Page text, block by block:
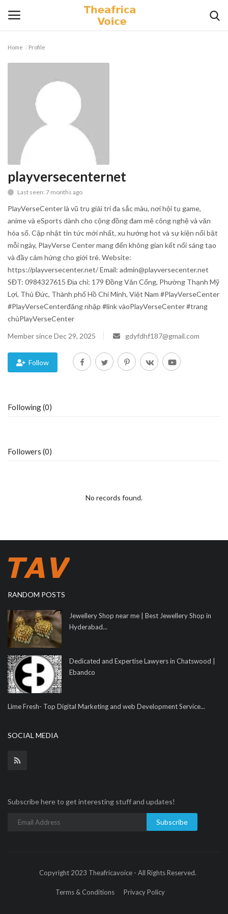
Videos
Lifestyle
Gallery
Blog
Trending
Fashion
Sitemap
News
Home Profile
playversecenternet
Last seen: 7 months ago
PlayVerseCenter là vũ trụ giải trí đa sắc màu, nơi hội tụ game,
anime và eSports dành cho cộng đồng đam mê công nghệ và văn
hóa số. Cập nhật tin tức mới nhất, xu hướng hot và sự kiện nổi bật
mỗi ngày, PlayVerse Center mang đến không gian kết nối sáng tạo
và đầy cảm hứng cho giới trẻ. Website:
https://playversecenter.net/ Email: admin@playversecenter.net
SĐT: 0984327615 Địa chỉ: 179 Đồng Văn Cống, Phường Thạnh Mỹ
Lợi, Thủ Đức, Thành phố Hồ Chí Minh, Việt Nam #PlayVerseCenter
#PlayVerseCenterđăng nhập #link vàoPlayVerseCenter #trang
chủPlayVerseCenter
Member since Dec 29, 2025
gdyfdhf187@gmail.com
Follow
Following (0)
Followers (0)
No records found.
RANDOM POSTS
Jewellery Shop near me | Best Jewellery Shop in
Hyderabad...
Dedicated and Expertise Lawyers in Chatswood |
Ebandco
Lime Fresh- Top Digital Marketing and web Development Service...
SOCIAL MEDIA
Subscribe here to get interesting stuff and updates!
Subscribe
Copyright 2023 Theafricavoice - All Rights Reserved.
Terms & Conditions Privacy Policy